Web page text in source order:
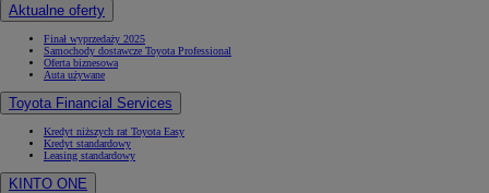
Aktualne oferty
Finał wyprzedaży 2025
Samochody dostawcze Toyota Professional
Oferta biznesowa
Auta używane
Toyota Financial Services
Kredyt niższych rat Toyota Easy
Kredyt standardowy
Leasing standardowy
KINTO ONE